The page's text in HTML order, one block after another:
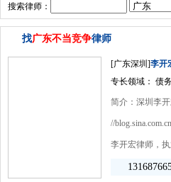
搜索律师：
找广东不当竞争律师
[广东深圳]李开
专长领域： 债
简介：深圳李
//
李开宏律师，